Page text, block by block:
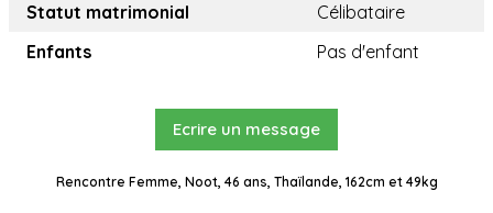
Statut matrimonial
Célibataire
Enfants
Pas d'enfant
Ecrire un message
Rencontre Femme, Noot, 46 ans, Thaïlande, 162cm et 49kg